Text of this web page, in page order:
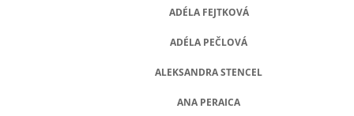
ADÉLA FEJTKOVÁ
ADÉLA PEČLOVÁ
ALEKSANDRA STENCEL
ANA PERAICA